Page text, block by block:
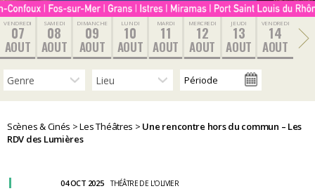
VENDREDI
07
AOUT
SAMEDI
08
AOUT
DIMANCHE
09
AOUT
LUNDI
10
AOUT
MARDI
11
AOUT
MERCREDI
12
AOUT
JEUDI
13
AOUT
VENDREDI
14
AOUT
Scènes & Cinés >Les Théâtres > Une rencontre hors du commun – Les
RDV des Lumières
04 OCT 2025 THÉÂTRE DE L'OLIVIER